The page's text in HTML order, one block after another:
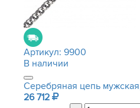
Артикул: 9900
В наличии
Серебряная цепь
26 712